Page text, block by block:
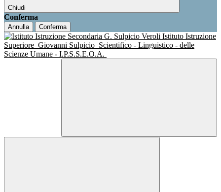
Chiudi
Conferma
Annulla Conferma
Istituto Istruzione
Superiore Giovanni Sulpicio Scientifico - Linguistico - delle
Scienze Umane - I.P.S.S.E.O.A.